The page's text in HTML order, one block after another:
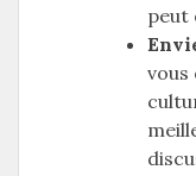
peut
vous